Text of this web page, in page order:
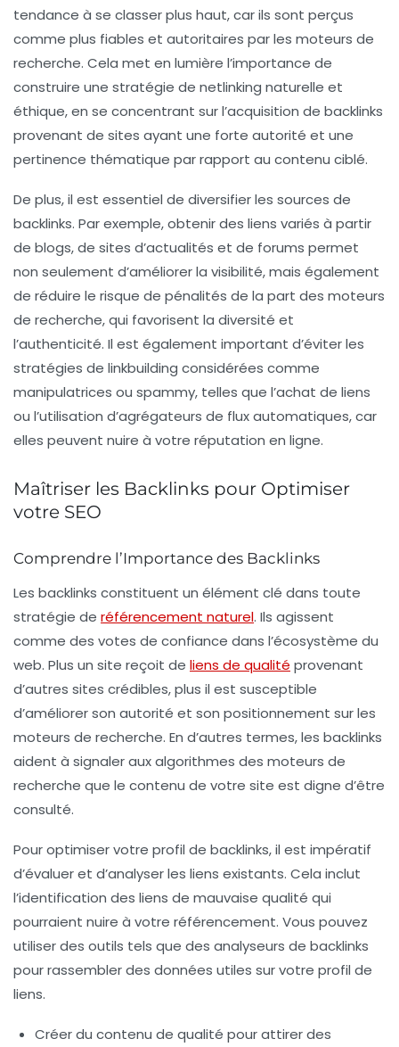
tendance à se classer plus haut, car ils sont perçus
comme plus fiables et autoritaires par les moteurs de
recherche. Cela met en lumière l’importance de
construire une stratégie de netlinking naturelle et
éthique, en se concentrant sur l’acquisition de backlinks
provenant de sites ayant une forte autorité et une
pertinence thématique par rapport au contenu ciblé.
De plus, il est essentiel de diversifier les sources de
backlinks. Par exemple, obtenir des liens variés à partir
de blogs, de sites d’actualités et de forums permet
non seulement d’améliorer la visibilité, mais également
de réduire le risque de pénalités de la part des moteurs
de recherche, qui favorisent la diversité et
l’authenticité. Il est également important d’éviter les
stratégies de linkbuilding considérées comme
manipulatrices ou spammy, telles que l’achat de liens
ou l’utilisation d’agrégateurs de flux automatiques, car
elles peuvent nuire à votre réputation en ligne.
Maîtriser les Backlinks pour Optimiser
votre SEO
Comprendre l’Importance des Backlinks
Les backlinks constituent un élément clé dans toute
stratégie de référencement naturel. Ils agissent
comme des votes de confiance dans l’écosystème du
web. Plus un site reçoit de liens de qualité provenant
d’autres sites crédibles, plus il est susceptible
d’améliorer son autorité et son positionnement sur les
moteurs de recherche. En d’autres termes, les backlinks
aident à signaler aux algorithmes des moteurs de
recherche que le contenu de votre site est digne d’être
consulté.
Pour optimiser votre profil de backlinks, il est impératif
d’évaluer et d’analyser les liens existants. Cela inclut
l’identification des liens de mauvaise qualité qui
pourraient nuire à votre référencement. Vous pouvez
utiliser des outils tels que des analyseurs de backlinks
pour rassembler des données utiles sur votre profil de
liens.
Créer du contenu de qualité pour attirer des